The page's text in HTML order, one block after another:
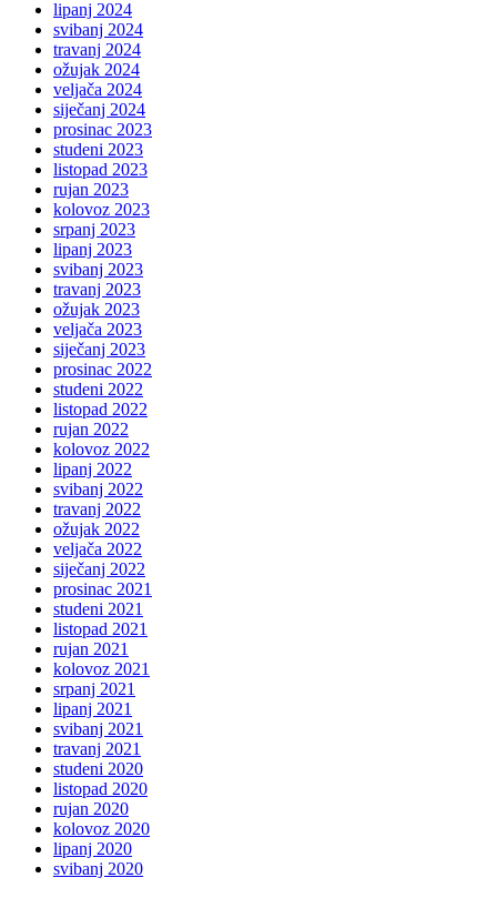
lipanj 2024
svibanj 2024
travanj 2024
ožujak 2024
veljača 2024
siječanj 2024
prosinac 2023
studeni 2023
listopad 2023
rujan 2023
kolovoz 2023
srpanj 2023
lipanj 2023
svibanj 2023
travanj 2023
ožujak 2023
veljača 2023
siječanj 2023
prosinac 2022
studeni 2022
listopad 2022
rujan 2022
kolovoz 2022
lipanj 2022
svibanj 2022
travanj 2022
ožujak 2022
veljača 2022
siječanj 2022
prosinac 2021
studeni 2021
listopad 2021
rujan 2021
kolovoz 2021
srpanj 2021
lipanj 2021
svibanj 2021
travanj 2021
studeni 2020
listopad 2020
rujan 2020
kolovoz 2020
lipanj 2020
svibanj 2020